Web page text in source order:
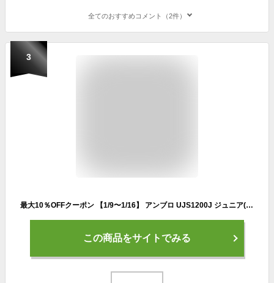
全てのおすすめコメント（2件）
3
最大10％OFFクーポン 【1/9〜1/16】 アンブロ UJS1200J ジュニア(キッズ・子供) サッカー/フットサル バックパック UMBRO
この商品をサイトでみる